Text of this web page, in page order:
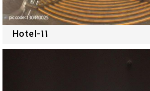
Hotel-11